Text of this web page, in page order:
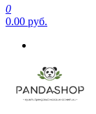
0
0.00 руб.